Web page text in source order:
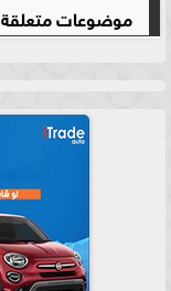
موضوعات متعلقة